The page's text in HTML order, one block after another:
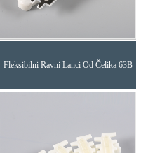
Fleksibilni Ravni Lanci Od Čelika 63B